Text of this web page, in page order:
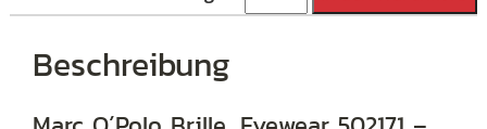
O
Eyewear
Beschreibung